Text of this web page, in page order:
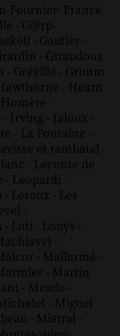
Fournier- France
- G@rp-
- Gautier -
- Giraudoux
- Gréville - Grimm
- Hearn
Homère-
- Irving - Jaloux -
- La Fontaine -
et rambaud-
- Leconte de
- Leopardi -
- Leroux - Les
-
- Loti - Louÿs -
-
- Mallarmé -
- Martin
- Meade -
- Miguel
- Mistral -